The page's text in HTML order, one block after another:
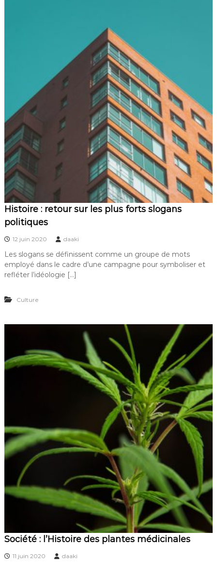
Histoire : retour sur les plus forts slogans
politiques
12 juin 2020 daaki
Les slogans se définissent comme un groupe de mots
employé dans le cadre d’une campagne pour symboliser et
refléter l’idéologie […]
Culture
Société : l’Histoire des plantes médicinales
11 juin 2020 daaki